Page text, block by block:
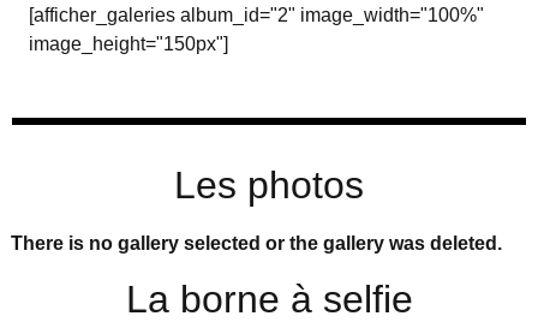
[afficher_galeries album_id="2" image_width="100%"
image_height="150px"]
Les photos
There is no gallery selected or the gallery was deleted.
La borne à selfie